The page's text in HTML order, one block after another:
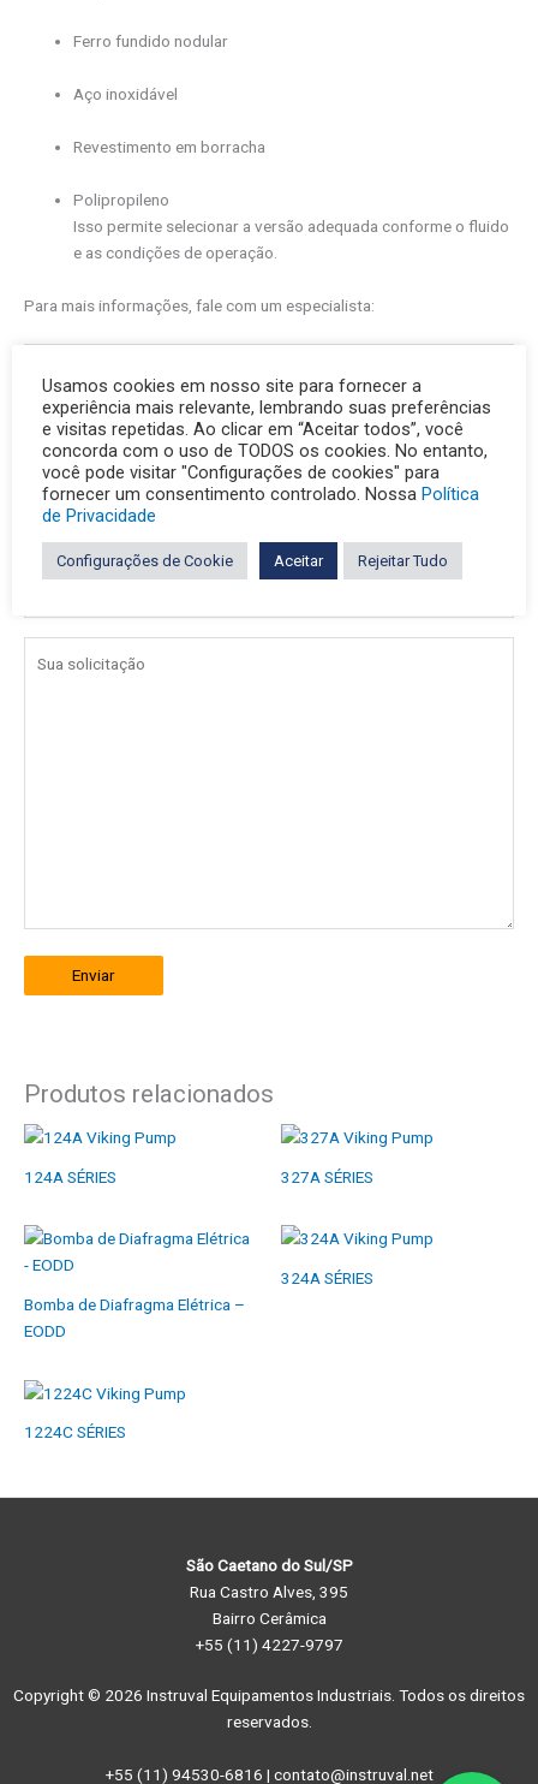
Ferro fundido nodular
Aço inoxidável
Revestimento em borracha
Polipropileno
Isso permite selecionar a versão adequada conforme o fluido
e as condições de operação.
Para mais informações, fale com um especialista:
Enviar
Produtos relacionados
124A SÉRIES 327A SÉRIES
Bomba de Diafragma Elétrica –
EODD
324A SÉRIES
1224C SÉRIES
São Caetano do Sul/SP
Rua Castro Alves, 395
Bairro Cerâmica
+55 (11) 4227-9797
Copyright © 2026 Instruval Equipamentos Industriais. Todos os direitos
reservados.
+55 (11) 94530-6816 | contato@instruval.net
Usamos cookies em nosso site para fornecer a
experiência mais relevante, lembrando suas preferências
e visitas repetidas. Ao clicar em “Aceitar todos”, você
concorda com o uso de TODOS os cookies. No entanto,
você pode visitar "Configurações de cookies" para
fornecer um consentimento controlado. Nossa Política
de Privacidade
Configurações de Cookie Aceitar Rejeitar Tudo